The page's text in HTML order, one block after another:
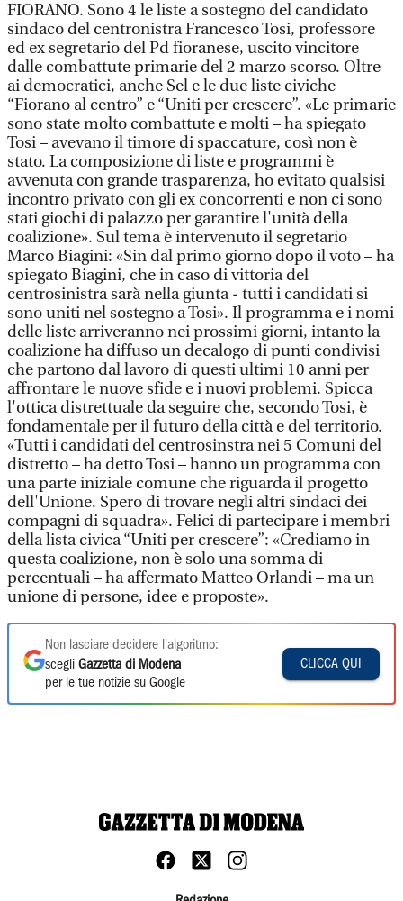
FIORANO. Sono 4 le liste a sostegno del candidato
sindaco del centronistra Francesco Tosi, professore
ed ex segretario del Pd fioranese, uscito vincitore
dalle combattute primarie del 2 marzo scorso. Oltre
ai democratici, anche Sel e le due liste civiche
“Fiorano al centro” e “Uniti per crescere”. «Le primarie
sono state molto combattute e molti – ha spiegato
Tosi – avevano il timore di spaccature, così non è
stato. La composizione di liste e programmi è
avvenuta con grande trasparenza, ho evitato qualsisi
incontro privato con gli ex concorrenti e non ci sono
stati giochi di palazzo per garantire l'unità della
coalizione». Sul tema è intervenuto il segretario
Marco Biagini: «Sin dal primo giorno dopo il voto – ha
spiegato Biagini, che in caso di vittoria del
centrosinistra sarà nella giunta - tutti i candidati si
sono uniti nel sostegno a Tosi». Il programma e i nomi
delle liste arriveranno nei prossimi giorni, intanto la
coalizione ha diffuso un decalogo di punti condivisi
che partono dal lavoro di questi ultimi 10 anni per
affrontare le nuove sfide e i nuovi problemi. Spicca
l'ottica distrettuale da seguire che, secondo Tosi, è
fondamentale per il futuro della città e del territorio.
«Tutti i candidati del centrosinstra nei 5 Comuni del
distretto – ha detto Tosi – hanno un programma con
una parte iniziale comune che riguarda il progetto
dell'Unione. Spero di trovare negli altri sindaci dei
compagni di squadra». Felici di partecipare i membri
della lista civica “Uniti per crescere”: «Crediamo in
questa coalizione, non è solo una somma di
percentuali – ha affermato Matteo Orlandi – ma un
unione di persone, idee e proposte».
Non lasciare decidere l'algoritmo:
scegli Gazzetta di Modena
per le tue notizie su Google
CLICCA QUI